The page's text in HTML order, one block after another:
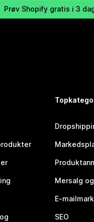
Prøv Shopify gratis i 3
Mersalg
E-
SEO